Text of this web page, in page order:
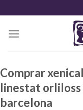
content
Comprar
linestat orliloss
barcelona